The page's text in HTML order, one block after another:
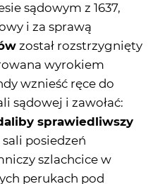
sądowym z 1637,
i za sprawą
został rozstrzygnięty
wyrokiem
wznieść ręce do
sądowej i zawołać:
sprawiedliwszy
sali posiedzeń
szlachcice w
perukach pod